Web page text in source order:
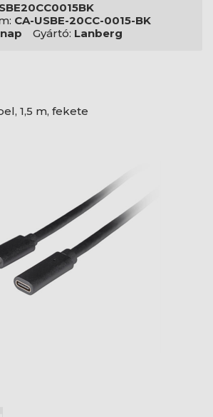
CA-USBE-20CC-0015-BK
Gyártó: Lanberg
1,5 m, fekete